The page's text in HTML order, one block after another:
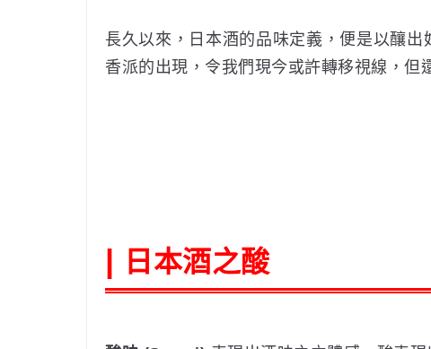
長久以來，日本酒的品味定義，便是以釀
香派的出現，令我們現今或許轉移視線，但
| 日本酒之酸